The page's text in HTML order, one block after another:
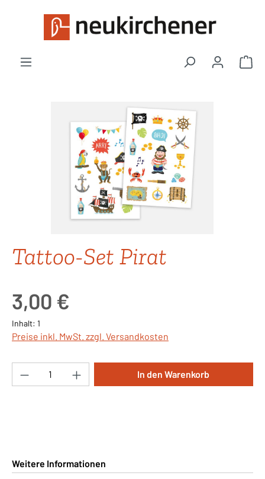
Zum Hauptinhalt springen
Tattoo-Set Pirat
3,00 €
Inhalt: 1
Preise inkl. MwSt. zzgl. Versandkosten
Produkt Anzahl: Gib den gewünschten
In den Warenkorb
Weitere Informationen